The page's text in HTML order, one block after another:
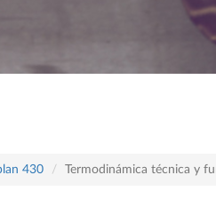
430 Termodinámica técnica y